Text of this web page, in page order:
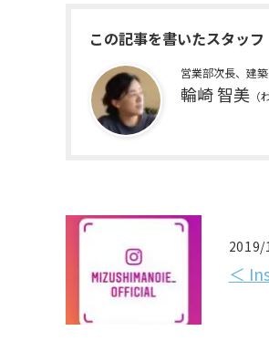
この記事を書いたスタッフ
営業部次長、建
輪崎 智美 （
2019/
＜